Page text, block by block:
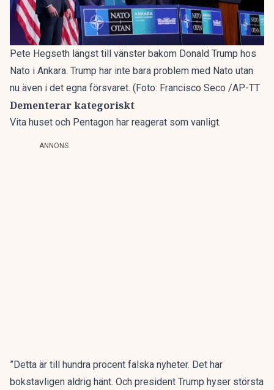
Pete Hegseth längst till vänster bakom Donald Trump hos
Nato i Ankara. Trump har inte bara problem med Nato utan
nu även i det egna försvaret. (Foto: Francisco Seco /AP-TT
Dementerar kategoriskt
Vita huset och Pentagon har reagerat som vanligt.
ANNONS
”Detta är till hundra procent falska nyheter. Det har
bokstavligen aldrig hänt. Och president Trump hyser största